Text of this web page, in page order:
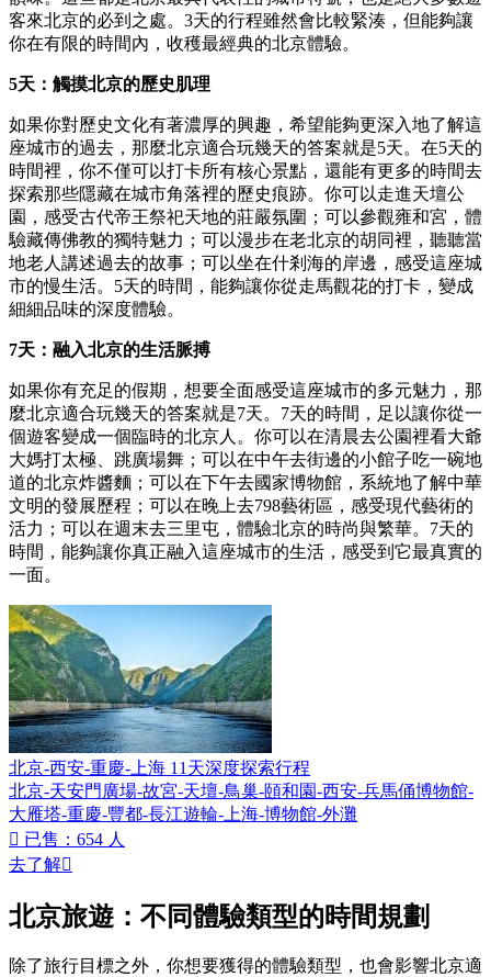
客來北京的必到之處。3天的行程雖然會比較緊湊，但能夠讓
你在有限的時間內，收穫最經典的北京體驗。
5天：觸摸北京的歷史肌理
如果你對歷史文化有著濃厚的興趣，希望能夠更深入地了解這
座城市的過去，那麼北京適合玩幾天的答案就是5天。在5天的
時間裡，你不僅可以打卡所有核心景點，還能有更多的時間去
探索那些隱藏在城市角落裡的歷史痕跡。你可以走進天壇公
園，感受古代帝王祭祀天地的莊嚴氛圍；可以參觀雍和宮，體
驗藏傳佛教的獨特魅力；可以漫步在老北京的胡同裡，聽聽當
地老人講述過去的故事；可以坐在什剎海的岸邊，感受這座城
市的慢生活。5天的時間，能夠讓你從走馬觀花的打卡，變成
細細品味的深度體驗。
7天：融入北京的生活脈搏
如果你有充足的假期，想要全面感受這座城市的多元魅力，那
麼北京適合玩幾天的答案就是7天。7天的時間，足以讓你從一
個遊客變成一個臨時的北京人。你可以在清晨去公園裡看大爺
大媽打太極、跳廣場舞；可以在中午去街邊的小館子吃一碗地
道的北京炸醬麵；可以在下午去國家博物館，系統地了解中華
文明的發展歷程；可以在晚上去798藝術區，感受現代藝術的
活力；可以在週末去三里屯，體驗北京的時尚與繁華。7天的
時間，能夠讓你真正融入這座城市的生活，感受到它最真實的
一面。
北京-西安-重慶-上海 11天深度探索行程
北京-天安門廣場-故宮-天壇-鳥巢-頤和園-西安-兵馬俑博物館-
大雁塔-重慶-豐都-長江遊輪-上海-博物館-外灘
 已售：654 人
去了解
北京旅遊：不同體驗類型的時間規劃
除了旅行目標之外，你想要獲得的體驗類型，也會影響北京適